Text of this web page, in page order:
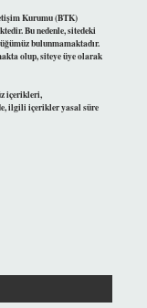
Kurumu (BTK)
Bu nedenle, sitedeki
bulunmamaktadır.
olup, siteye üye olarak
içerikleri,
ilgili içerikler yasal süre